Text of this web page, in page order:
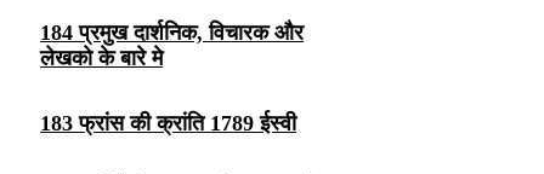
184 प्रमुख दार्शनिक, विचारक और
लेखको के बारे मे
183 फ्रांस की क्रांति 1789 ईस्वी